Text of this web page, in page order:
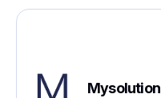
Mysolution